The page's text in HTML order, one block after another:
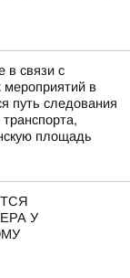
в связи с
в
путь следования
площадь
У